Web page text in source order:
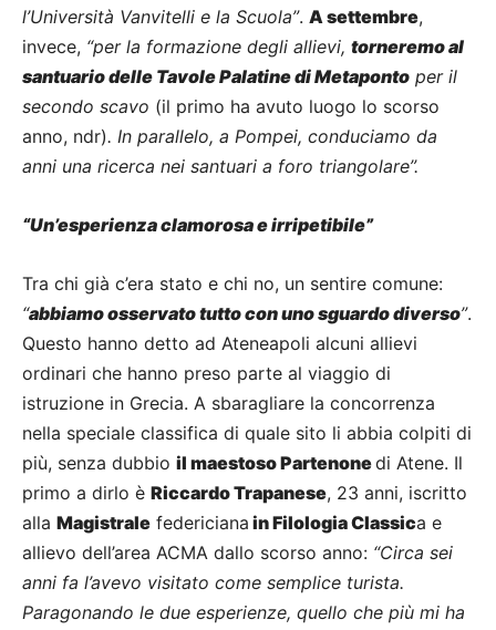
l’Università Vanvitelli e la Scuola”. A settembre,
invece, “per la formazione degli allievi, torneremo al
santuario delle Tavole Palatine di Metaponto per il
secondo scavo (il primo ha avuto luogo lo scorso
anno, ndr). In parallelo, a Pompei, conduciamo da
anni una ricerca nei santuari a foro triangolare”.
“Un’esperienza clamorosa e irripetibile”
Tra chi già c’era stato e chi no, un sentire comune:
“abbiamo osservato tutto con uno sguardo diverso”.
Questo hanno detto ad Ateneapoli alcuni allievi
ordinari che hanno preso parte al viaggio di
istruzione in Grecia. A sbaragliare la concorrenza
nella speciale classifica di quale sito li abbia colpiti di
più, senza dubbio il maestoso Partenonedi Atene. Il
primo a dirlo è Riccardo Trapanese, 23 anni, iscritto
alla Magistrale federiciana in Filologia Classica e
allievo dell’area ACMA dallo scorso anno: “Circa sei
anni fa l’avevo visitato come semplice turista.
Paragonando le due esperienze, quello che più mi ha